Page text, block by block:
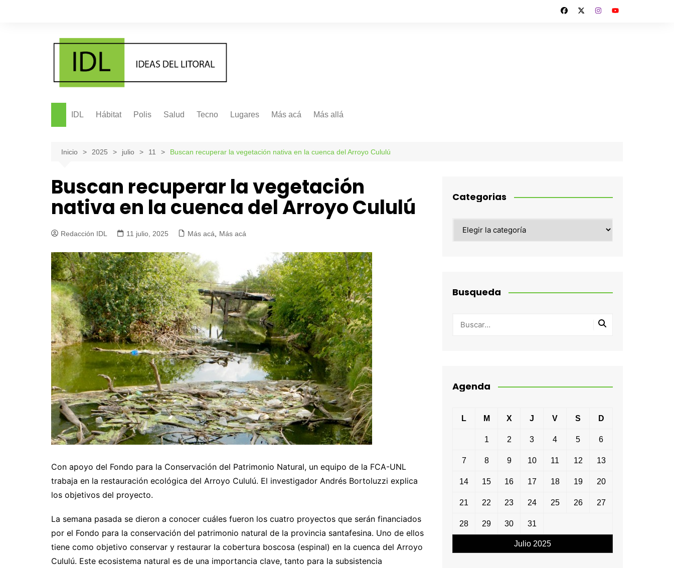
IDL Hábitat Polis Salud Tecno Lugares Más acá Más allá
Internacionales Más allá
Inicio 2025 julio 11 Buscan recuperar la vegetación nativa en la cuenca del Arroyo Cululú
Buscan recuperar la vegetación
nativa en la cuenca del Arroyo Cululú
Redacción IDL 11 julio, 2025 Más acá, Más acá
Con apoyo del Fondo para la Conservación del Patrimonio Natural, un equipo de la FCA-UNL
trabaja en la restauración ecológica del Arroyo Cululú. El investigador Andrés Bortoluzzi explica
los objetivos del proyecto.
La semana pasada se dieron a conocer cuáles fueron los cuatro proyectos que serán financiados
por el Fondo para la conservación del patrimonio natural de la provincia santafesina. Uno de ellos
tiene como objetivo conservar y restaurar la cobertura boscosa (espinal) en la cuenca del Arroyo
Cululú. Este ecosistema natural es de una importancia clave, tanto para la subsistencia
Categorias
Busqueda
Agenda
Julio 2025
L M X J V S D
1 2 3 4 5 6
7 8 9 10 11 12 13
14 15 16 17 18 19 20
21 22 23 24 25 26 27
28 29 30 31